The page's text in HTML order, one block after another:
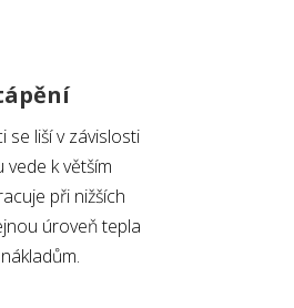
se liší v závislosti
k větším
při nižších
úroveň tepla